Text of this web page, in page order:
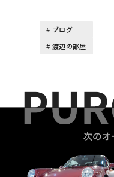
ブログ
渡辺の部屋